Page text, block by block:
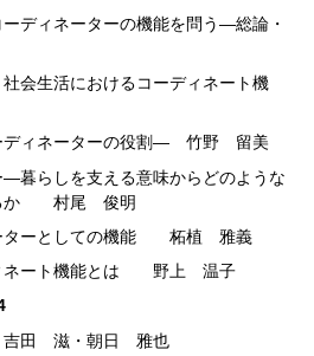
ディネーターの機能を問う―総論・
会生活におけるコーディネート機
ディネーターの役割― 竹野 留美
暮らしを支える意味からどのような
るか 村尾 俊明
ターとしての機能 柘植 雅義
ネート機能とは 野上 温子
田 滋・朝日 雅也